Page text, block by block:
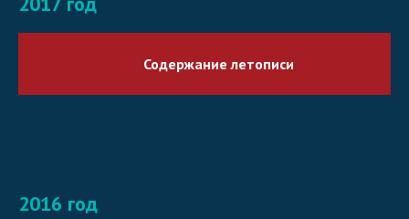
Содержание летописи
2016 год